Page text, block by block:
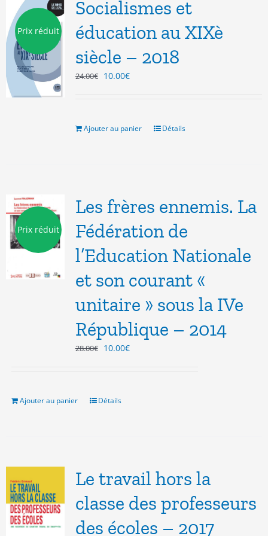
Prix réduit
Socialismes et
éducation au XIXè
siècle – 2018
24.00€ Le
24.00€.
10.00€Le
10.00€.
Ajouter au panier Détails
Prix réduit
Les frères ennemis. La
Fédération de
l’Education Nationale
et son courant «
unitaire » sous la IVe
République – 2014
28.00€ Le
28.00€.
10.00€Le
Ajouter au panier Détails
Le travail hors la
classe des professeurs
des écoles – 2017